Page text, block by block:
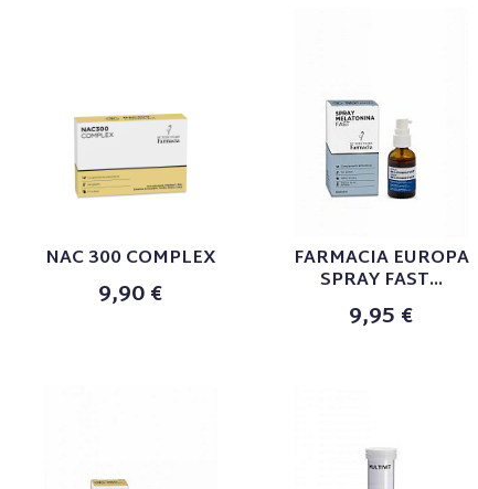
NAC 300 COMPLEX
9,90 €
FARMACIA EUROPA
SPRAY FAST...
9,95 €